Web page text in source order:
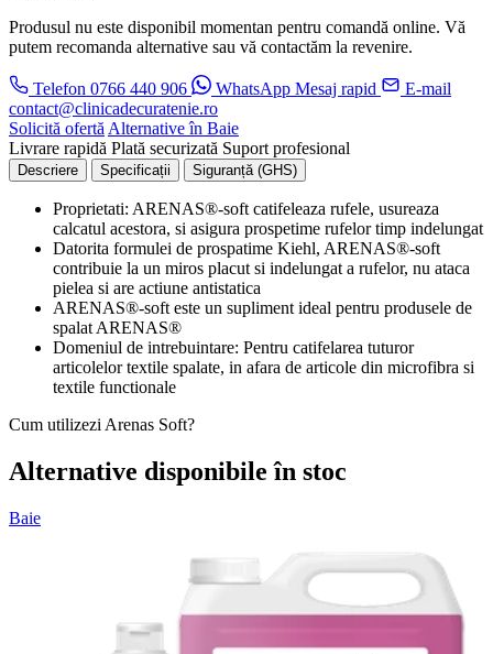
Produsul nu este disponibil momentan pentru comandă online. Vă
putem recomanda alternative sau vă contactăm la revenire.
Telefon 0766 440 906 WhatsApp Mesaj rapid
E-mail
contact@clinicadecuratenie.ro
Solicită ofertă Alternative în Baie
Livrare rapidă Plată securizată Suport profesional
Descriere Specificații Siguranță (GHS)
Proprietati: ARENAS®-soft catifeleaza rufele, usureaza
calcatul acestora, si asigura prospetime rufelor timp indelungat
Datorita formulei de prospatime Kiehl, ARENAS®-soft
contribuie la un miros placut si indelungat a rufelor, nu ataca
pielea si are actiune antistatica
ARENAS®-soft este un supliment ideal pentru produsele de
spalat ARENAS®
Domeniul de intrebuintare: Pentru catifelarea tuturor
articolelor textile spalate, in afara de articole din microfibra si
textile functionale
Cum utilizezi Arenas Soft?
Alternative disponibile în stoc
Baie